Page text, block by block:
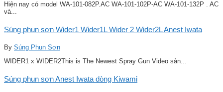
Hiện nay có model WA-101-082P.AC WA-101-102P-AC WA-101-132P . AC
và...
Súng phun sơn Wider1 Wider1L Wider 2 Wider2L Anest Iwata
By Súng Phun Sơn
WIDER1 x WIDER2This is The Newest Spray Gun Video sản...
Súng phun sơn Anest Iwata dòng Kiwami